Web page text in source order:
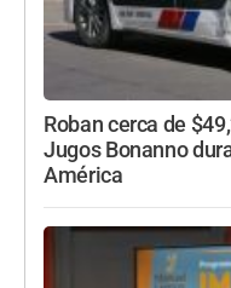
Roban cerca de
Jugos Bonanno
América